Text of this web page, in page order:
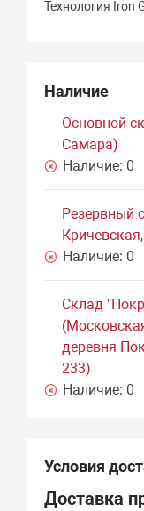
Технология Iron
Наличие
Основной
Самара)
Наличие: 0
Резервный
Наличие: 0
Склад
деревня
233)
Наличие: 0
Условия
Доставка